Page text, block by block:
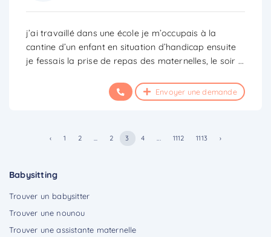
Babysitting
Trouver un babysitter
Trouver une nounou
Trouver une assistante maternelle
j’ai travaillé dans une école je m’occupais à la
cantine d’un enfant en situation d’handicap ensuite
je fessais la prise de repas des maternelles, le soir ...
Envoyer une demande
‹ 1 2 ... 2 3 4 ... 1112 1113 ›